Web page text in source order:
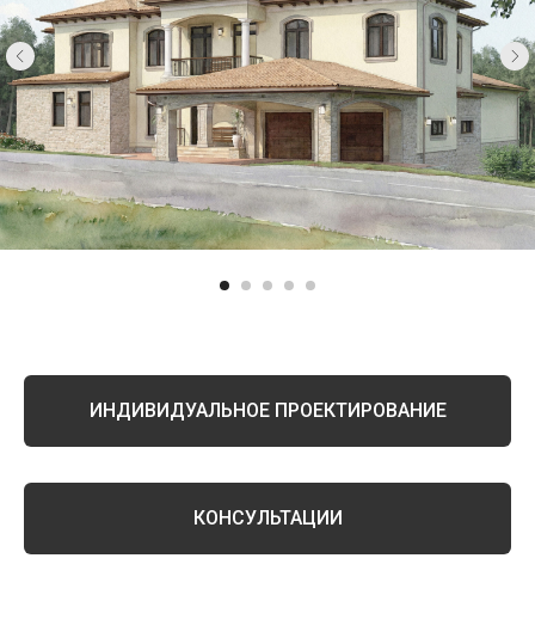
ИНДИВИДУАЛЬНОЕ ПРОЕКТИРОВАНИЕ
КОНСУЛЬТАЦИИ